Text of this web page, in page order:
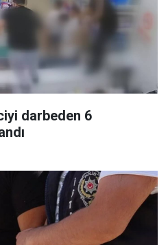
darbeden 6